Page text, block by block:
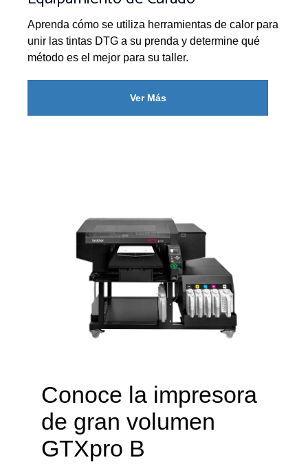
Aprenda cómo se utiliza herramientas de calor para
unir las tintas DTG a su prenda y determine qué
método es el mejor para su taller.
Ver Más
Conoce la impresora
de gran volumen
GTXpro B